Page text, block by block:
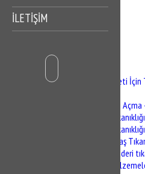
İLETİŞİM
Tıklayın
İçindekiler
Yıldız Gider Açma Hizmeti İçin
Pimaş Tıkanıklığı
Pimaş
Pimaş
Evde Pimaş
Mutfak gideri
Hangi